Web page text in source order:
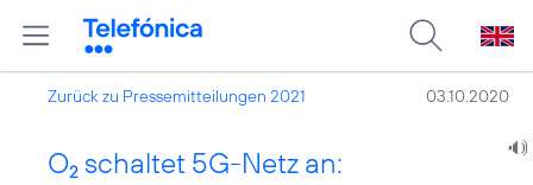
Zurück zu Pressemitteilungen 2021 03.10.2020
O2 schaltet 5G-Netz an: